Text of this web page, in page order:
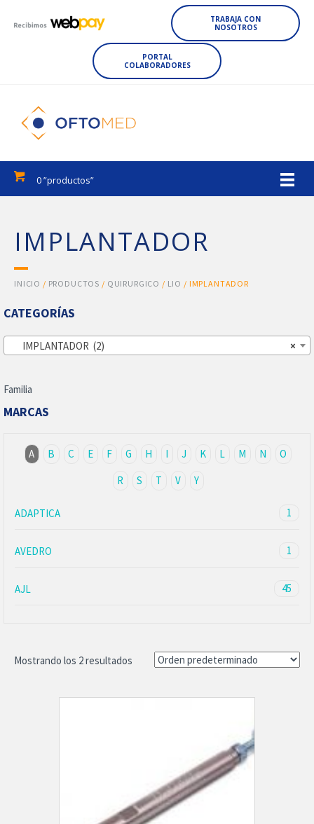
TRABAJA CON
NOSOTROS
PORTAL
COLABORADORES
0 ”productos”
IMPLANTADOR
INICIO / PRODUCTOS / QUIRURGICO / LIO / IMPLANTADOR
CATEGORÍAS
×
IMPLANTADOR (2)
Familia
MARCAS
A B C E F G H I J K L M N
O
R
S T V Y
ADAPTICA 1
AVEDRO 1
AJL 45
Mostrando los 2 resultados